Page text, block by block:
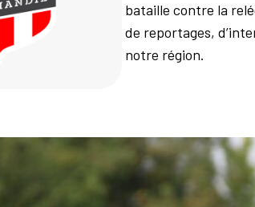
bataille contre la
de reportages,
notre région.